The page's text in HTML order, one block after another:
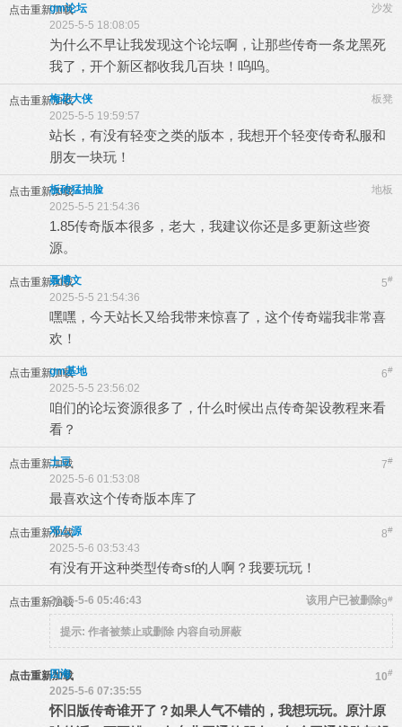
点击重新加载 沙发
gm论坛
2025-5-5 18:08:05
为什么不早让我发现这个论坛啊，让那些传奇一条龙黑死
我了，开个新区都收我几百块！呜呜。
点击重新加载 板凳
梅花大侠
2025-5-5 19:59:57
站长，有没有轻变之类的版本，我想开个轻变传奇私服和
朋友一块玩！
点击重新加载 地板
板砖猛抽脸
2025-5-5 21:54:36
1.85传奇版本很多，老大，我建议你还是多更新这些资
源。
点击重新加载 5#
聂博文
2025-5-5 21:54:36
嘿嘿，今天站长又给我带来惊喜了，这个传奇端我非常喜
欢！
点击重新加载 6#
gm基地
2025-5-5 23:56:02
咱们的论坛资源很多了，什么时候出点传奇架设教程来看
看？
点击重新加载 7#
土豆
2025-5-6 01:53:08
最喜欢这个传奇版本库了
点击重新加载 8#
邓厶源
2025-5-6 03:53:43
有没有开这种类型传奇sf的人啊？我要玩玩！
点击重新加载 9#
该用户已被删除
2025-5-6 05:46:43
提示: 作者被禁止或删除 内容自动屏蔽
点击重新加载 10#
四海
2025-5-6 07:35:55
怀旧版传奇谁开了？如果人气不错的，我想玩玩。原汁原